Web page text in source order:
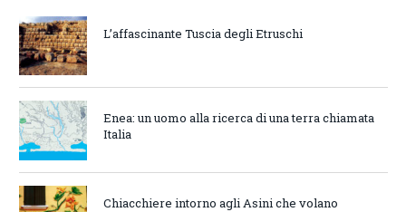
L’affascinante Tuscia degli Etruschi
Enea: un uomo alla ricerca di una terra chiamata
Italia
Chiacchiere intorno agli Asini che volano